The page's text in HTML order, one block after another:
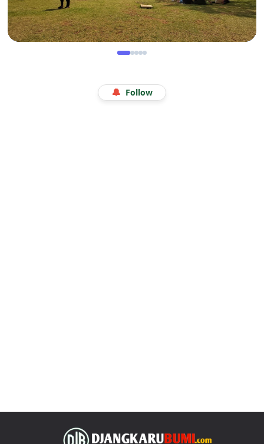
Menjelajah Angkasa di Kala Libur Sekolah: Serunya
Eduwisata Edukatif di Planetarium Jakarta
🔔 Follow